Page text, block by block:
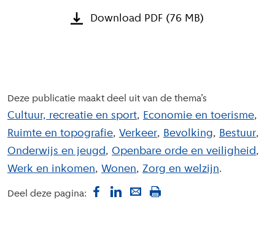
Download PDF (76 MB)
Deze publicatie maakt deel uit van de thema’s
Cultuur, recreatie en sport
Economie en toerisme
Ruimte en topografie Verkeer Bevolking
Bestuur
Onderwijs en jeugd
Openbare orde en veiligheid
Werk en inkomen Wonen Zorg en welzijn
Deel deze pagina: